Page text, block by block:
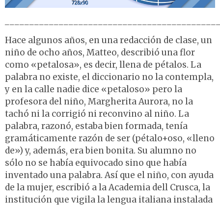
Hace algunos años, en una redacción de clase, un
niño de ocho años, Matteo, describió una flor
como «petalosa», es decir, llena de pétalos. La
palabra no existe, el diccionario no la contempla,
y en la calle nadie dice «petaloso» pero la
profesora del niño, Margherita Aurora, no la
tachó ni la corrigió ni reconvino al niño. La
palabra, razonó, estaba bien formada, tenía
gramáticamente razón de ser (pétalo+oso, «lleno
de») y, además, era bien bonita. Su alumno no
sólo no se había equivocado sino que había
inventado una palabra. Así que el niño, con ayuda
de la mujer, escribió a la Academia dell Crusca, la
institución que vigila la lengua italiana instalada